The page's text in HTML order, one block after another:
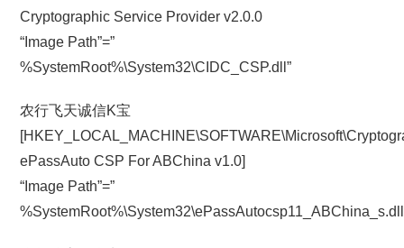
Cryptographic Service Provider v2.0.0
“Image Path”=”
%SystemRoot%\System32\CIDC_CSP.dll”
农行飞天诚信K宝
ePassAuto CSP For ABChina v1.0]
“Image Path”=”